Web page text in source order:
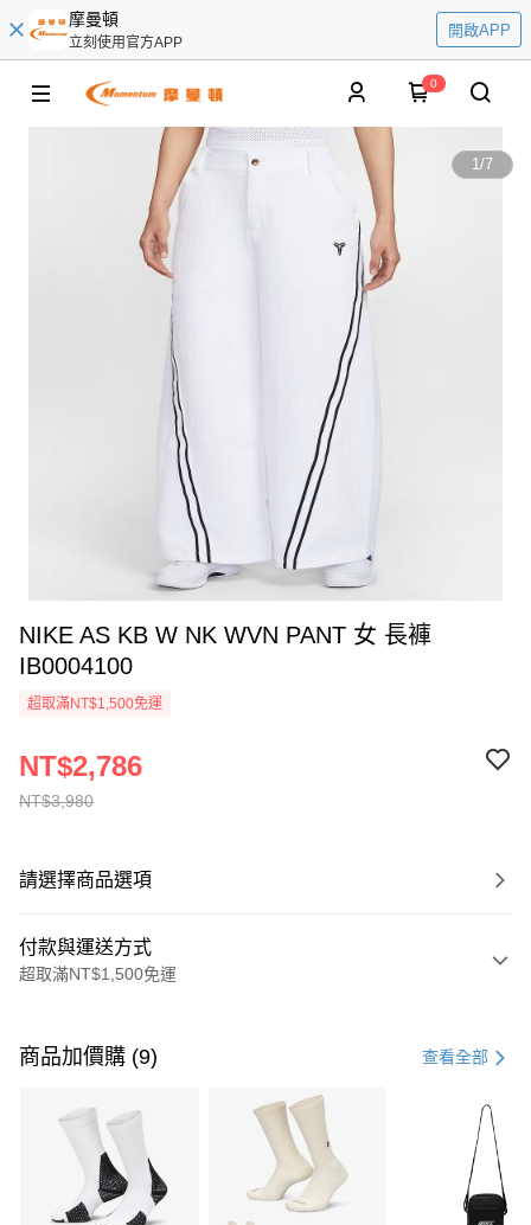
摩曼頓
立刻使用官方APP
開啟APP
0
1/7
NIKE AS KB W NK WVN PANT 女 長褲
IB0004100
超取滿NT$1,500免運
NT$3,980
NT$2,786
請選擇商品選項
付款與運送方式
超取滿NT$1,500免運
信用卡一次付款
3 期 0 利率 每期 21家銀行
合作金庫商業銀行
第一商業銀行
華南商業銀行
彰化商業銀行
商品加價購 (9) 查看全部